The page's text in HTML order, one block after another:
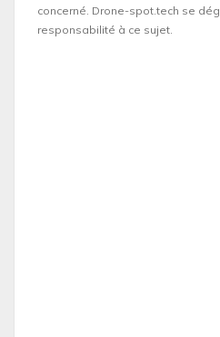
concerné. Drone-spot.tech se
responsabilité à ce sujet.